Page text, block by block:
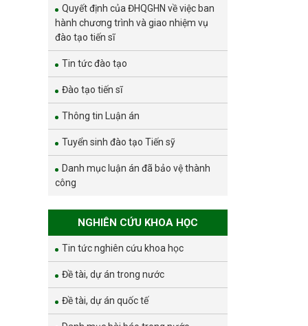
Quyết định của ĐHQGHN về việc ban
hành chương trình và giao nhiệm vụ
đào tạo tiến sĩ
Tin tức đào tạo
Đào tạo tiến sĩ
Thông tin Luận án
Tuyển sinh đào tạo Tiến sỹ
Danh mục luận án đã bảo vệ thành
công
NGHIÊN CỨU KHOA HỌC
Tin tức nghiên cứu khoa học
Đề tài, dự án trong nước
Đề tài, dự án quốc tế